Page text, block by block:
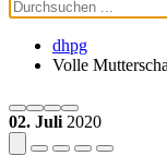
dhpg
Volle
02. Juli 2020